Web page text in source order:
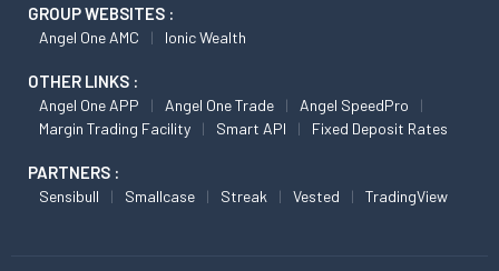
GROUP WEBSITES :
Angel One AMC Ionic Wealth
OTHER LINKS :
Angel One APP Angel One Trade
Angel SpeedPro
Margin Trading Facility
Smart API Fixed Deposit Rates
PARTNERS :
Sensibull Smallcase Streak Vested TradingView